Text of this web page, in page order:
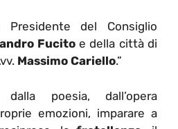
del Consiglio
Fucitoe della città di
Massimo Cariello.”
poesia, dall’opera
emozioni, imparare a